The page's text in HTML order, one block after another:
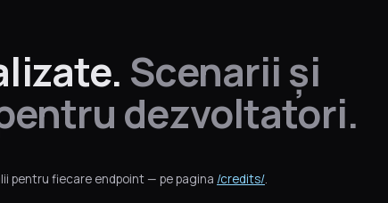
Scenarii și
dezvoltatori.
pentru fiecare endpoint — pe pagina /credits/.